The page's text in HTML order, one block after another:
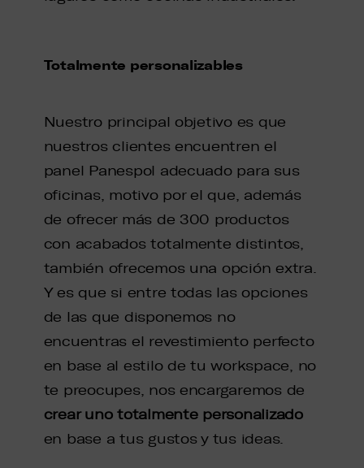
Totalmente personalizables
Nuestro principal objetivo es que
nuestros clientes encuentren el
panel Panespol adecuado para sus
oficinas, motivo por el que, además
de ofrecer más de 300 productos
con acabados totalmente distintos,
también ofrecemos una opción extra.
Y es que si entre todas las opciones
de las que disponemos no
encuentras el revestimiento perfecto
en base al estilo de tu workspace, no
te preocupes, nos encargaremos de
crear uno totalmente personalizado
en base a tus gustos y tus ideas.